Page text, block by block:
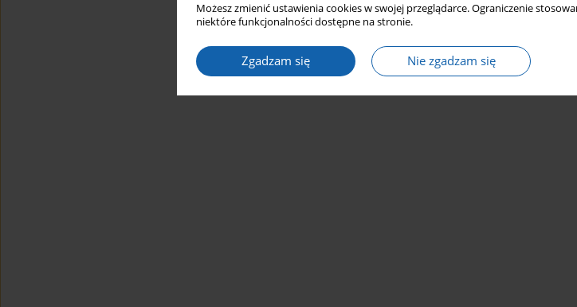
Możesz zmienić ustawienia cookies w swojej przeglądarce. Ograniczenie
niektóre funkcjonalności dostępne na stronie.
Zgadzam się Nie zgadzam się